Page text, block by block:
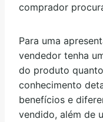
comprador
Para uma
vendedor tenha
do produto
conhecimento
benefícios e
vendido, além de